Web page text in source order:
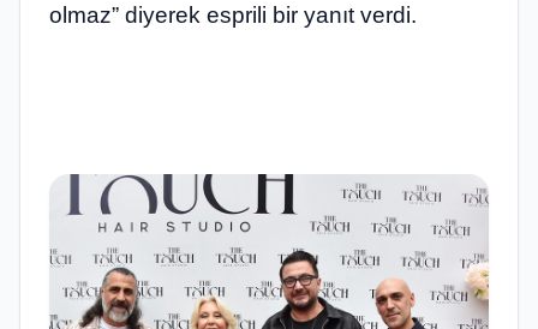
olmaz” diyerek esprili bir yanıt verdi.